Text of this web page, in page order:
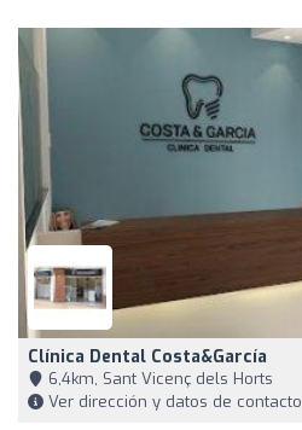
Clínica Dental Costa&García
6,4km, Sant Vicenç dels Horts
Ver dirección y datos de contacto